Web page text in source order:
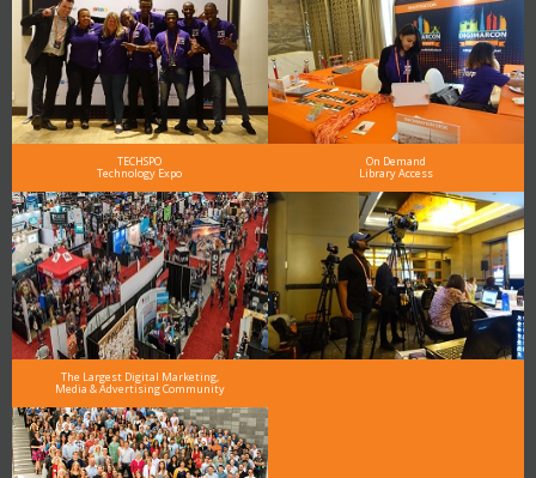
TECHSPO
Technology Expo
On Demand
Library Access
The Largest Digital Marketing,
Media & Advertising Community